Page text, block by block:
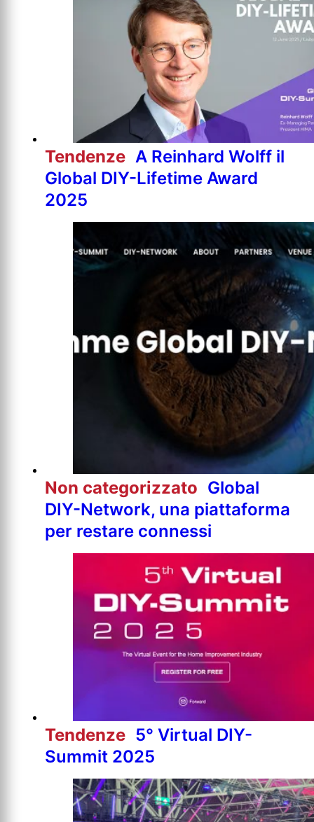
Tendenze A Reinhard Wolff il
Global DIY-Lifetime Award
2025
Non categorizzato Global
DIY-Network, una piattaforma
per restare connessi
Tendenze 5° Virtual DIY-
Summit 2025